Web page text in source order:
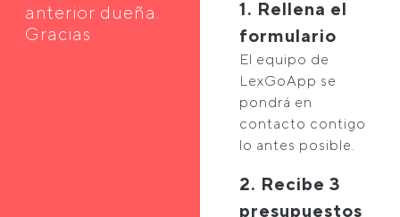
anterior dueña.
Gracias
1. Rellena el
formulario
El equipo de
LexGoApp se
pondrá en
contacto contigo
lo antes posible.
2. Recibe 3
presupuestos